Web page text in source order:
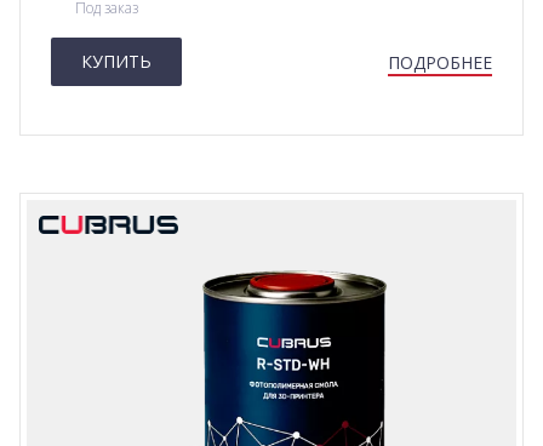
Под заказ
КУПИТЬ ПОДРОБНЕЕ